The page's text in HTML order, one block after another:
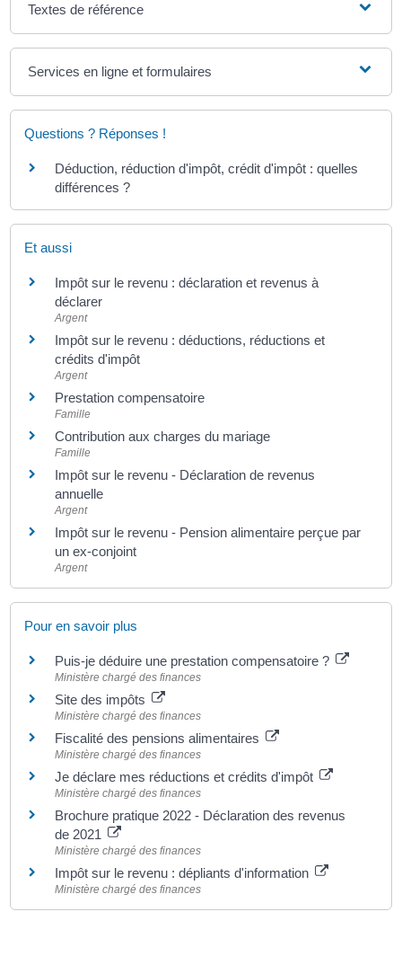
Textes de référence
Services en ligne et formulaires
Questions ? Réponses !
Déduction, réduction d'impôt, crédit d'impôt : quelles
différences ?
Et aussi
Impôt sur le revenu : déclaration et revenus à
déclarer
Argent
Impôt sur le revenu : déductions, réductions et
crédits d'impôt
Argent
Prestation compensatoire
Famille
Contribution aux charges du mariage
Famille
Impôt sur le revenu - Déclaration de revenus
annuelle
Argent
Impôt sur le revenu - Pension alimentaire perçue par
un ex-conjoint
Argent
Pour en savoir plus
Puis-je déduire une prestation compensatoire ?
Ministère chargé des finances
Site des impôts
Ministère chargé des finances
Fiscalité des pensions alimentaires
Ministère chargé des finances
Je déclare mes réductions et crédits d'impôt
Ministère chargé des finances
Brochure pratique 2022 - Déclaration des revenus
de 2021
Ministère chargé des finances
Impôt sur le revenu : dépliants d'information
Ministère chargé des finances